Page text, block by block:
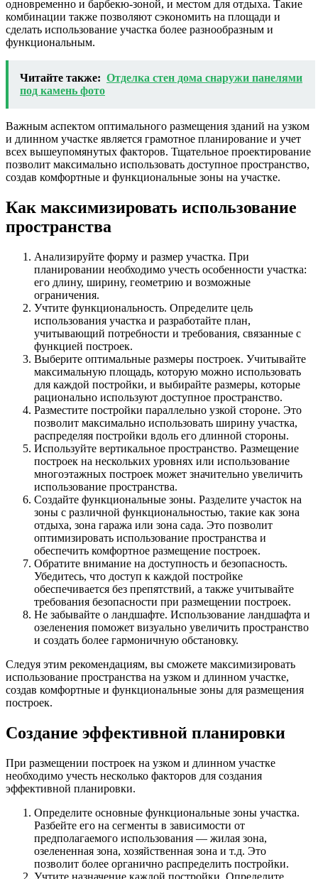
одновременно и барбекю-зоной, и местом для отдыха. Такие
комбинации также позволяют сэкономить на площади и
сделать использование участка более разнообразным и
функциональным.
Читайте также: Отделка стен дома снаружи панелями
под камень фото
Важным аспектом оптимального размещения зданий на узком
и длинном участке является грамотное планирование и учет
всех вышеупомянутых факторов. Тщательное проектирование
позволит максимально использовать доступное пространство,
создав комфортные и функциональные зоны на участке.
Как максимизировать использование
пространства
Анализируйте форму и размер участка. При
планировании необходимо учесть особенности участка:
его длину, ширину, геометрию и возможные
ограничения.
Учтите функциональность. Определите цель
использования участка и разработайте план,
учитывающий потребности и требования, связанные с
функцией построек.
Выберите оптимальные размеры построек. Учитывайте
максимальную площадь, которую можно использовать
для каждой постройки, и выбирайте размеры, которые
рационально используют доступное пространство.
Разместите постройки параллельно узкой стороне. Это
позволит максимально использовать ширину участка,
распределяя постройки вдоль его длинной стороны.
Используйте вертикальное пространство. Размещение
построек на нескольких уровнях или использование
многоэтажных построек может значительно увеличить
использование пространства.
Создайте функциональные зоны. Разделите участок на
зоны с различной функциональностью, такие как зона
отдыха, зона гаража или зона сада. Это позволит
оптимизировать использование пространства и
обеспечить комфортное размещение построек.
Обратите внимание на доступность и безопасность.
Убедитесь, что доступ к каждой постройке
обеспечивается без препятствий, а также учитывайте
требования безопасности при размещении построек.
Не забывайте о ландшафте. Использование ландшафта и
озеленения поможет визуально увеличить пространство
и создать более гармоничную обстановку.
Следуя этим рекомендациям, вы сможете максимизировать
использование пространства на узком и длинном участке,
создав комфортные и функциональные зоны для размещения
построек.
Создание эффективной планировки
При размещении построек на узком и длинном участке
необходимо учесть несколько факторов для создания
эффективной планировки.
Определите основные функциональные зоны участка.
Разбейте его на сегменты в зависимости от
предполагаемого использования — жилая зона,
озелененная зона, хозяйственная зона и т.д. Это
позволит более органично распределить постройки.
Учтите назначение каждой постройки. Определите